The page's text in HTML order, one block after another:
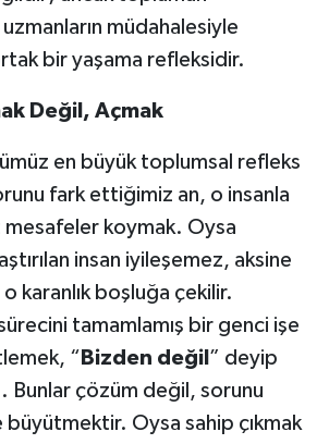
müdahalesiyle
bir yaşama refleksidir.
Değil, Açmak
en büyük toplumsal refleks
fark ettiğimiz an, o insanla
mesafeler koymak. Oysa
insan iyileşemez, aksine
karanlık boşluğa çekilir.
tamamlamış bir genci işe
“ Bizden değil ” deyip
Bunlar çözüm değil, sorunu
büyütmektir. Oysa sahip çıkmak